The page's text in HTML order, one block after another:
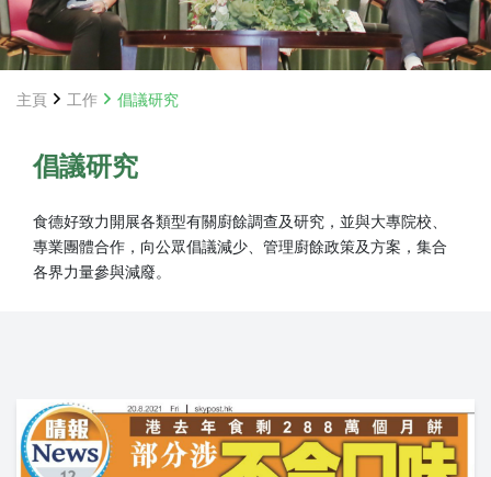
主頁 工作 倡議研究
倡議研究
食德好致力開展各類型有關廚餘調查及研究，並與大專院校、
專業團體合作，向公眾倡議減少、管理廚餘政策及方案，集合
各界力量參與減廢。